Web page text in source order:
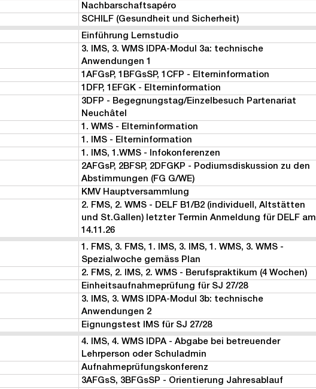
Nachbarschaftsapéro
SCHILF (Gesundheit und Sicherheit)
Einführung Lernstudio
3. IMS, 3. WMS IDPA-Modul 3a: technische
Anwendungen 1
1AFGsP, 1BFGsSP, 1CFP - Elterninformation
1DFP, 1EFGK - Elterninformation
3DFP - Begegnungstag/Einzelbesuch Partenariat
Neuchâtel
1. WMS - Elterninformation
1. IMS - Elterninformation
1. IMS, 1.WMS - Infokonferenzen
2AFGsP, 2BFSP, 2DFGKP - Podiumsdiskussion zu den
Abstimmungen (FG G/WE)
KMV Hauptversammlung
2. FMS, 2. WMS - DELF B1/B2 (individuell, Altstätten
und St.Gallen) letzter Termin Anmeldung für DELF am
14.11.26
1. FMS, 3. FMS, 1. IMS, 3. IMS, 1. WMS, 3. WMS -
Spezialwoche gemäss Plan
2. FMS, 2. IMS, 2. WMS - Berufspraktikum (4 Wochen)
Einheitsaufnahmeprüfung für SJ 27/28
3. IMS, 3. WMS IDPA-Modul 3b: technische
Anwendungen 2
Eignungstest IMS für SJ 27/28
4. IMS, 4. WMS IDPA - Abgabe bei betreuender
Lehrperson oder Schuladmin
Aufnahmeprüfungskonferenz
3AFGsS, 3BFGsSP - Orientierung Jahresablauf